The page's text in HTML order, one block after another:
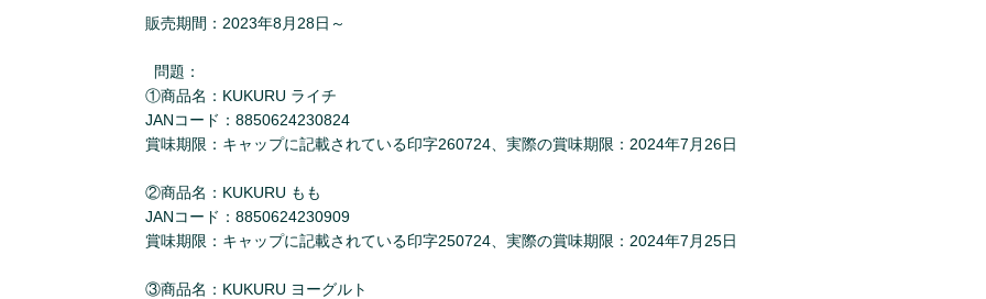
販売期間：2023年8月28日～
問題：
①商品名：KUKURU ライチ
JANコード：8850624230824
賞味期限：キャップに記載されている印字260724、実際の賞味期限：2024年7月26日
②商品名：KUKURU もも
JANコード：8850624230909
賞味期限：キャップに記載されている印字250724、実際の賞味期限：2024年7月25日
③商品名：KUKURU ヨーグルト